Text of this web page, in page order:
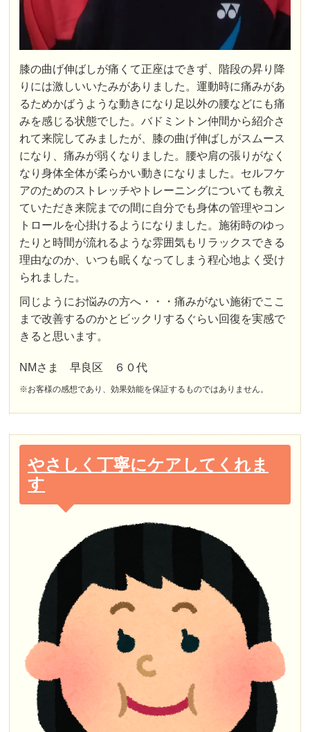
膝の曲げ伸ばしが痛くて正座はできず、階段の昇り降
りには激しいいたみがありました。運動時に痛みがあ
るためかばうような動きになり足以外の腰などにも痛
みを感じる状態でした。バドミントン仲間から紹介さ
れて来院してみましたが、膝の曲げ伸ばしがスムース
になり、痛みが弱くなりました。腰や肩の張りがなく
なり身体全体が柔らかい動きになりました。セルフケ
アのためのストレッチやトレーニングについても教え
ていただき来院までの間に自分でも身体の管理やコン
トロールを心掛けるようになりました。施術時のゆっ
たりと時間が流れるような雰囲気もリラックスできる
理由なのか、いつも眠くなってしまう程心地よく受け
られました。
同じようにお悩みの方へ・・・痛みがない施術でここ
まで改善するのかとビックリするぐらい回復を実感で
きると思います。
NMさま 早良区 ６０代
※お客様の感想であり、効果効能を保証するものではありません。
やさしく丁寧にケアしてくれま
す